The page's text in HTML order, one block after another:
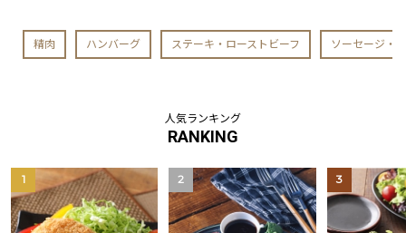
精肉 ハンバーグ ステーキ・ローストビーフ ソーセージ・
人気ランキング
RANKING
1 2 3